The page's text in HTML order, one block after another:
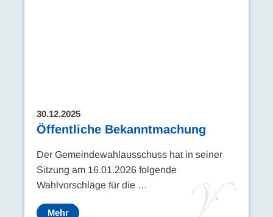
30.12.2025
Öffentliche Bekanntmachung
Der Gemeindewahlausschuss hat in seiner
Sitzung am 16.01.2026 folgende
Wahlvorschläge für die …
Mehr